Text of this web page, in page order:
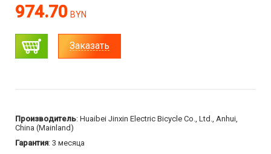
974.70 BYN
Заказать
Производитель: Huaibei Jinxin Electric Bicycle Co., Ltd., Anhui,
China (Mainland)
Гарантия: 3 месяца